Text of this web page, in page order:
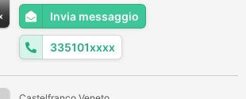
Cuscineria Tappezzeria nuova Faro
notturno di profondità Dotazioni 6 miglia
Doppia ancora e accessori vari di bordo
PREZZO TRAT...
Invia messaggio
335101xxxx